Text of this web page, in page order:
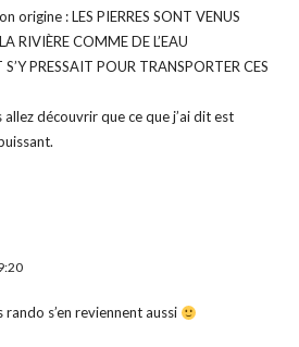
: LES PIERRES SONT VENUS
RIVIÈRE COMME DE L’EAU
PRESSAIT POUR TRANSPORTER CES
découvrir que ce que j’ai dit est
s’en reviennent aussi